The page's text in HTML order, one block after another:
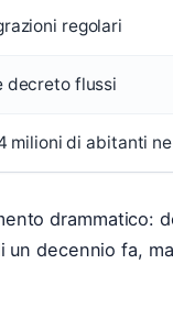
regolari
decreto flussi
milioni di abitanti
drammatico:
decennio fa,